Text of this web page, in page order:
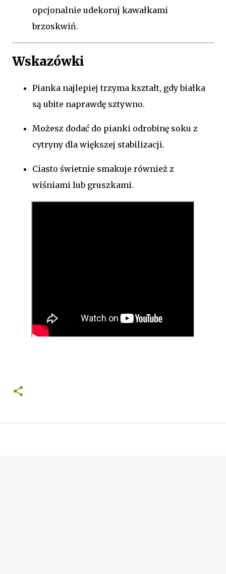
opcjonalnie udekoruj kawałkami
brzoskwiń.
Wskazówki
Pianka najlepiej trzyma kształt, gdy białka
są ubite naprawdę sztywno.
Możesz dodać do pianki odrobinę soku z
cytryny dla większej stabilizacji.
Ciasto świetnie smakuje również z
wiśniami lub gruszkami.